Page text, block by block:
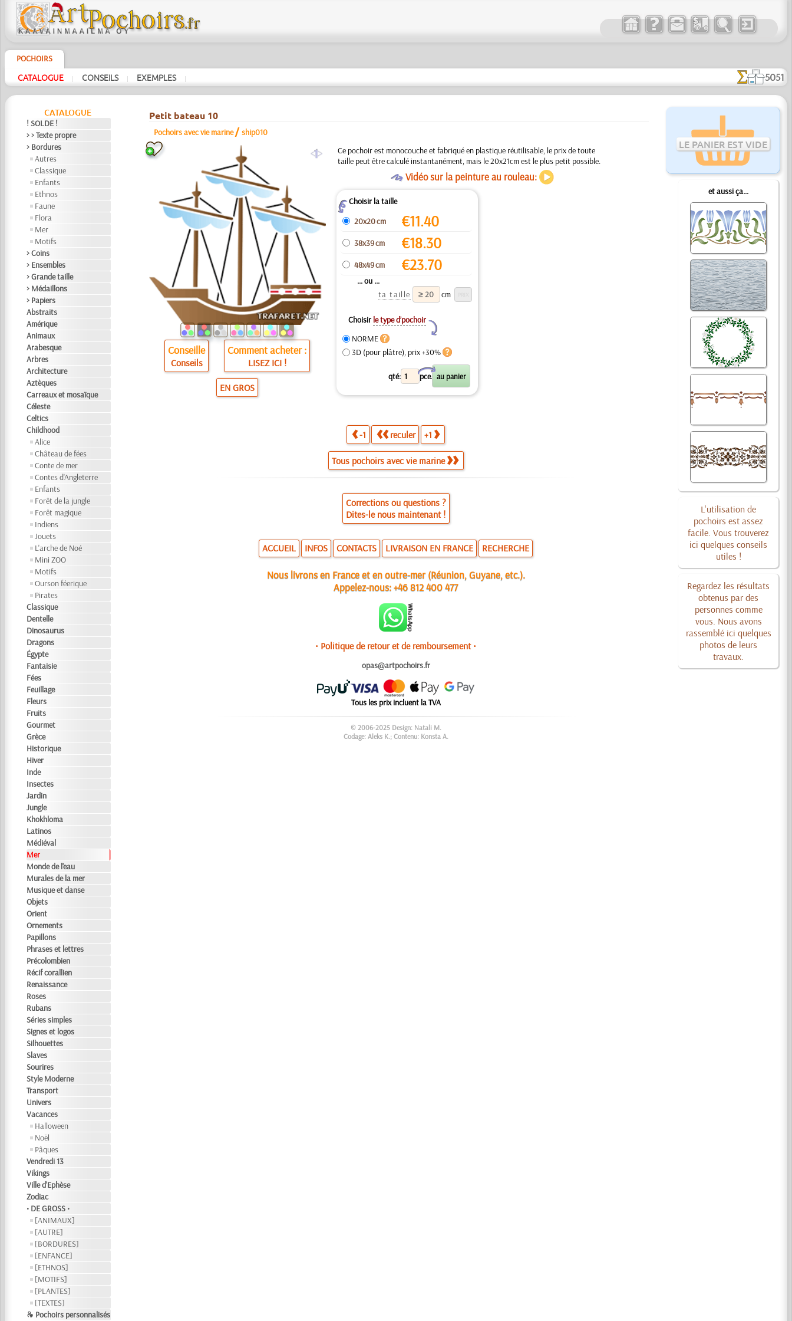
POCHOIRS
CATALOGUE | CONSEILS | EXEMPLES | 5051
CATALOGUE
! SOLDE !
> > Texte propre
> Bordures
Autres
Classique
Enfants
Ethnos
Faune
Flora
Mer
Motifs
> Coins
> Ensembles
> Grande taille
> Médaillons
> Papiers
Abstraits
Amérique
Animaux
Arabesque
Arbres
Architecture
Aztèques
Carreaux et mosaïque
Céleste
Celtics
Childhood
Alice
Château de fées
Conte de mer
Contes d'Angleterre
Enfants
Forêt de la jungle
Forêt magique
Indiens
Jouets
L'arche de Noé
Mini ZOO
Motifs
Ourson féerique
Pirates
Classique
Dentelle
Dinosaurus
Dragons
Égypte
Fantaisie
Fées
Feuillage
Fleurs
Fruits
Gourmet
Grèce
Historique
Hiver
Inde
Insectes
Jardin
Jungle
Khokhloma
Latinos
Médiéval
Mer
Monde de l'eau
Murales de la mer
Musique et danse
Objets
Orient
Ornements
Papillons
Phrases et lettres
Précolombien
Récif corallien
Renaissance
Roses
Rubans
Séries simples
Signes et logos
Silhouettes
Slaves
Sourires
Style Moderne
Transport
Univers
Vacances
Halloween
Noël
Pâques
Vendredi 13
Vikings
Ville d'Ephèse
Zodiac
• DE GROSS •
[ANIMAUX]
[AUTRE]
[BORDURES]
[ENFANCE]
[ETHNOS]
[MOTIFS]
[PLANTES]
[TEXTES]
❧ Pochoirs personnalisés
LE PANIER EST VIDE
et aussi ça...
L'utilisation de
pochoirs est assez
facile. Vous trouverez
ici quelques conseils
utiles !
Regardez les résultats
obtenus par des
personnes comme
vous. Nous avons
rassemblé ici quelques
photos de leurs
travaux.
Petit bateau 10
Pochoirs avec vie marine /ship010
a
Conseille
Conseils
Comment acheter :
LISEZ ICI !
EN GROS
Ce pochoir est monocouche et fabriqué en plastique réutilisable, le prix de toute
taille peut être calculé instantanément, mais le 20x21cm est le plus petit possible.
OVidéo sur la peinture au rouleau:
ZChoisir la taille
20x20 cm
€11.40
38x39 cm €18.30
48x49 cm €23.70
... ou ...
ta taille
cm
Choisir le type d’pochoir
Y
NORME
3D (pour plâtre), prix +30%
qté: pce.
X
-1 reculer +1
Tous pochoirs avec vie marine
Corrections ou questions ?
Dites-le nous maintenant !
ACCUEIL INFOS CONTACTS LIVRAISON EN FRANCE RECHERCHE
Nous livrons en France et en outre-mer (Réunion, Guyane, etc.).
Appelez-nous:+46 812 400 477
• Politique de retour et de remboursement •
opas@artpochoirs.fr
Tous les prix incluent la TVA
© 2006-2025 Design: Natali M.
Codage: Aleks K.; Contenu: Konsta A.